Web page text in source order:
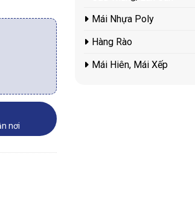
nơi
Mái Nhựa Poly
Hàng Rào
Mái Hiên, Mái Xếp